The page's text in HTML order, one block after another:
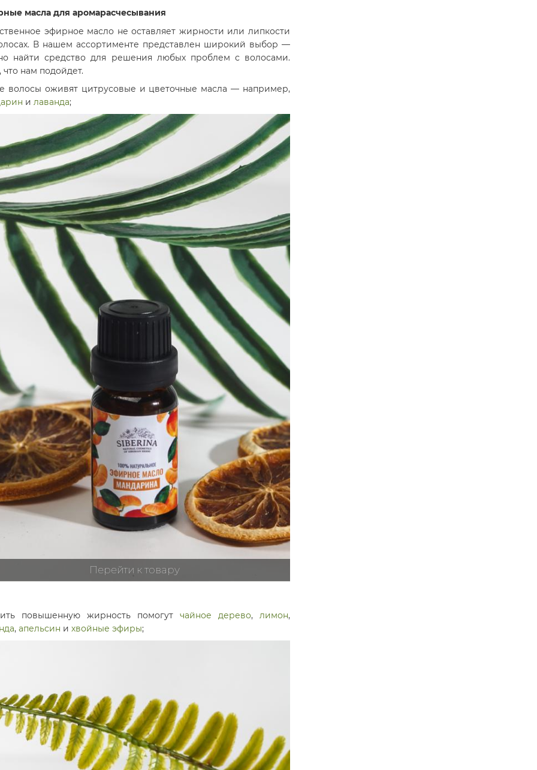
масла для аромарасчесывания
эфирное масло не оставляет жирности или липкости
В нашем ассортименте представлен широкий выбор —
найти средство для решения любых проблем с волосами.
что нам подойдет.
волосы оживят цитрусовые и цветочные масла — например,
и лаванда;
Перейти к товару
повышенную жирность помогут чайное дерево, лимон,
, апельсин и хвойные эфиры;